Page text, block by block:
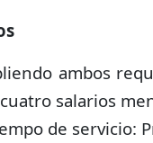
ambos
salarios
de servicio: